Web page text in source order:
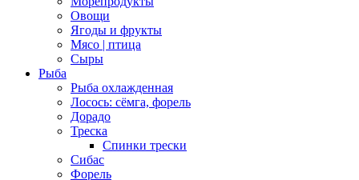
Овощи
Ягоды и фрукты
Мясо | птица
Сыры
Рыба
Рыба охлажденная
Лосось: сёмга, форель
Дорадо
Треска
Спинки трески
Сибас
Форель